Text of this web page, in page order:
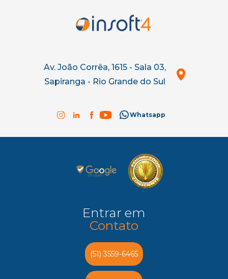
Av. João Corrêa, 1615 - Sala 03,
Sapiranga - Rio Grande do Sul
Whatsapp
Entrar em
Contato
(51) 3559-6465